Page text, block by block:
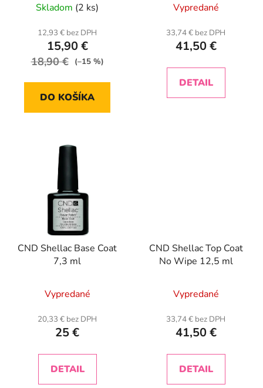
Skladom (2 ks)
12,93 € bez DPH
15,90 €
18,90 € (–15 %)
DO KOŠÍKA
hodnotenie
produktu
je
z
Vypredané
33,74 € bez DPH
41,50 €
DETAIL
CND Shellac Base Coat
7,3 ml
Vypredané
20,33 € bez DPH
25 €
DETAIL
CND Shellac Top Coat
No Wipe 12,5 ml
Vypredané
33,74 € bez DPH
41,50 €
DETAIL